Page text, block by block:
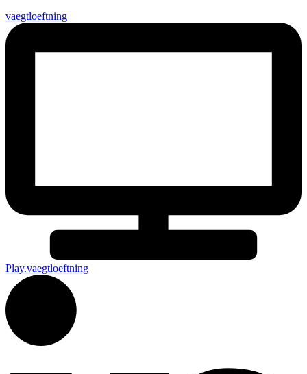
vaegtloeftning
Play.vaegtloeftning